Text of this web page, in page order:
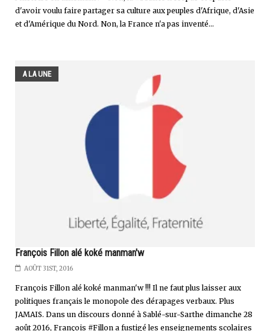
d'avoir voulu faire partager sa culture aux peuples d'Afrique, d'Asie
et d'Amérique du Nord. Non, la France n'a pas inventé...
A LA UNE
François Fillon alé koké manman'w
AOÛT 31ST, 2016
François Fillon alé koké manman'w !!! Il ne faut plus laisser aux
politiques français le monopole des dérapages verbaux. Plus
JAMAIS. Dans un discours donné à Sablé-sur-Sarthe dimanche 28
août 2016, François #Fillon a fustigé les enseignements scolaires